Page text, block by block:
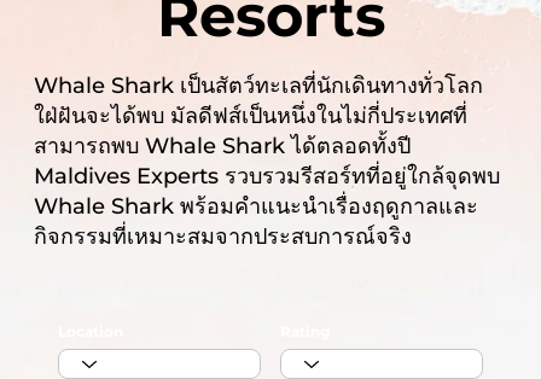
Resorts
Whale Shark เป็นสัตว์ทะเลที่นักเดินทางทั่วโลก
ใฝ่ฝันจะได้พบ มัลดีฟส์เป็นหนึ่งในไม่กี่ประเทศที่
สามารถพบ Whale Shark ได้ตลอดทั้งปี
Maldives Experts รวบรวมรีสอร์ทที่อยู่ใกล้จุดพบ
Whale Shark พร้อมคำแนะนำเรื่องฤดูกาลและ
กิจกรรมที่เหมาะสมจากประสบการณ์จริง